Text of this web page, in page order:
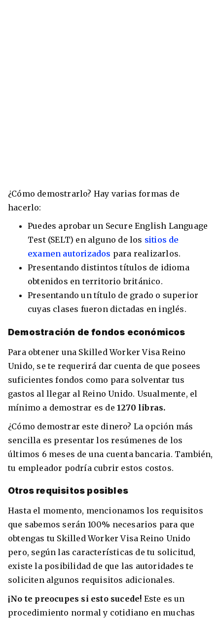
¿Cómo demostrarlo? Hay varias formas de
hacerlo:
Puedes aprobar un Secure English Language
Test (SELT) en alguno de los sitios de
examen autorizados para realizarlos.
Presentando distintos títulos de idioma
obtenidos en territorio británico.
Presentando un título de grado o superior
cuyas clases fueron dictadas en inglés.
Demostración de fondos económicos
Para obtener una Skilled Worker Visa Reino
Unido, se te requerirá dar cuenta de que posees
suficientes fondos como para solventar tus
gastos al llegar al Reino Unido. Usualmente, el
mínimo a demostrar es de 1270 libras.
¿Cómo demostrar este dinero? La opción más
sencilla es presentar los resúmenes de los
últimos 6 meses de una cuenta bancaria. También,
tu empleador podría cubrir estos costos.
Otros requisitos posibles
Hasta el momento, mencionamos los requisitos
que sabemos serán 100% necesarios para que
obtengas tu Skilled Worker Visa Reino Unido
pero, según las características de tu solicitud,
existe la posibilidad de que las autoridades te
soliciten algunos requisitos adicionales.
¡No te preocupes si esto sucede! Este es un
procedimiento normal y cotidiano en muchas